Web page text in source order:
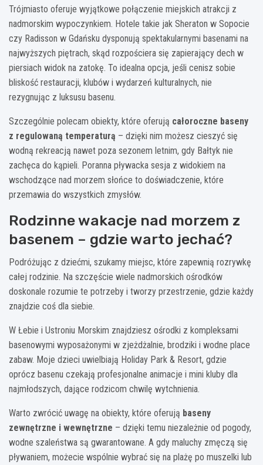
Trójmiasto oferuje wyjątkowe połączenie miejskich atrakcji z
nadmorskim wypoczynkiem. Hotele takie jak Sheraton w Sopocie
czy Radisson w Gdańsku dysponują spektakularnymi basenami na
najwyższych piętrach, skąd rozpościera się zapierający dech w
piersiach widok na zatokę. To idealna opcja, jeśli cenisz sobie
bliskość restauracji, klubów i wydarzeń kulturalnych, nie
rezygnując z luksusu basenu.
Szczególnie polecam obiekty, które oferują całoroczne baseny
z regulowaną temperaturą – dzięki nim możesz cieszyć się
wodną rekreacją nawet poza sezonem letnim, gdy Bałtyk nie
zachęca do kąpieli. Poranna pływacka sesja z widokiem na
wschodzące nad morzem słońce to doświadczenie, które
przemawia do wszystkich zmysłów.
Rodzinne wakacje nad morzem z
basenem – gdzie warto jechać?
Podróżując z dziećmi, szukamy miejsc, które zapewnią rozrywkę
całej rodzinie. Na szczęście wiele nadmorskich ośrodków
doskonale rozumie te potrzeby i tworzy przestrzenie, gdzie każdy
znajdzie coś dla siebie.
W Łebie i Ustroniu Morskim znajdziesz ośrodki z kompleksami
basenowymi wyposażonymi w zjeżdżalnie, brodziki i wodne place
zabaw. Moje dzieci uwielbiają Holiday Park & Resort, gdzie
oprócz basenu czekają profesjonalne animacje i mini kluby dla
najmłodszych, dające rodzicom chwilę wytchnienia.
Warto zwrócić uwagę na obiekty, które oferują baseny
zewnętrzne i wewnętrzne – dzięki temu niezależnie od pogody,
wodne szaleństwa są gwarantowane. A gdy maluchy zmęczą się
pływaniem, możecie wspólnie wybrać się na plażę po muszelki lub